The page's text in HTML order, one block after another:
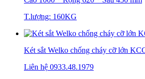
T.lượng: 160KG
Két sắt Welko chống cháy cỡ lớn
Liên hệ 0933.48.1979